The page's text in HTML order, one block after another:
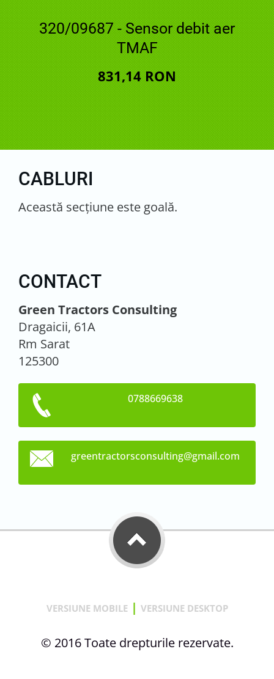
320/09687 - Sensor debit aer
TMAF
831,14 RON
CABLURI
Această secţiune este goală.
CONTACT
Green Tractors Consulting
Dragaicii, 61A
Rm Sarat
125300
0788669638
greentractorsconsulting@gmail.com
VERSIUNE MOBILE | VERSIUNE DESKTOP
© 2016 Toate drepturile rezervate.